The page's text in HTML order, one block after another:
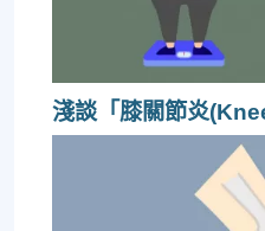
淺談「膝關節炎